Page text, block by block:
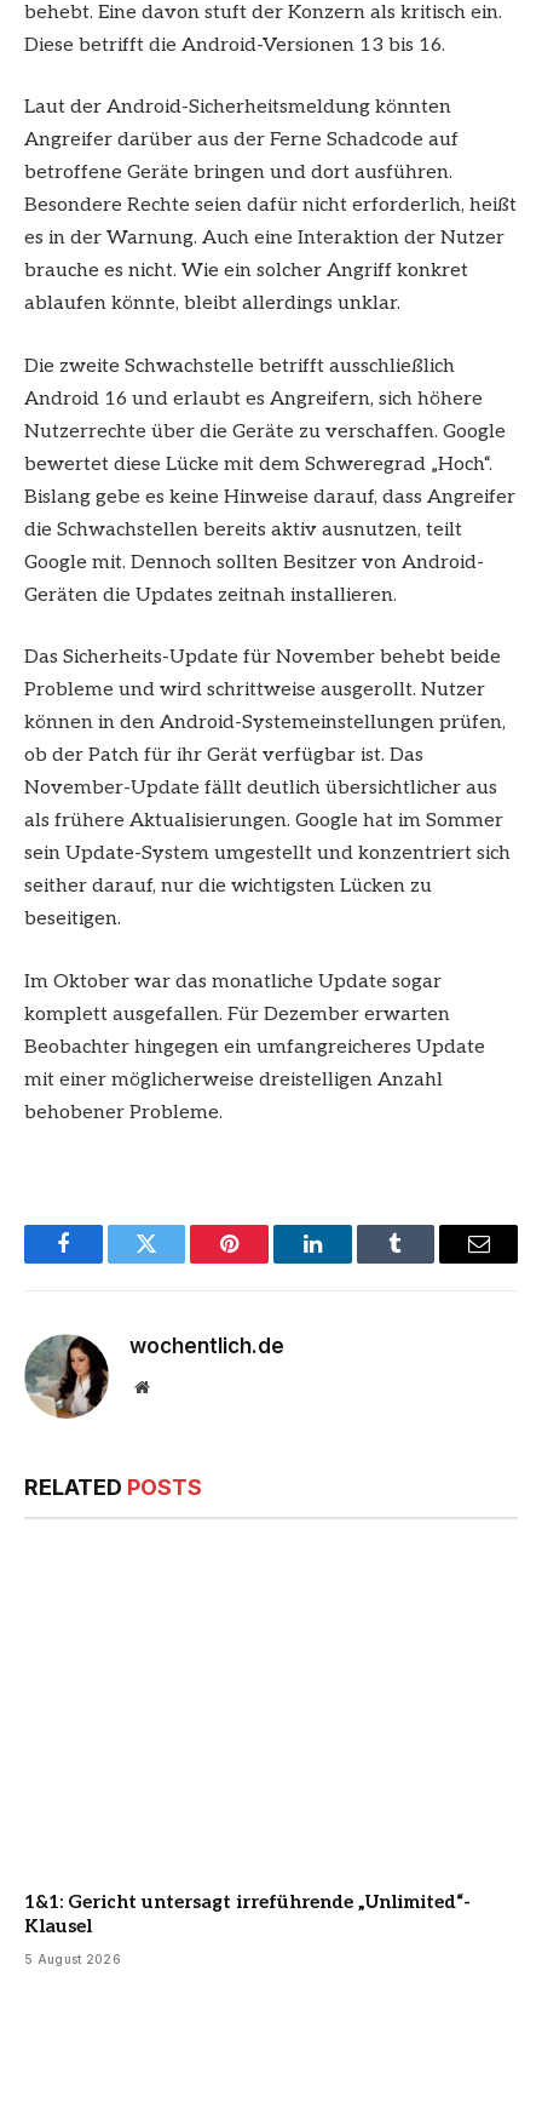
behebt. Eine davon stuft der Konzern als kritisch ein.
Diese betrifft die Android-Versionen 13 bis 16.
Laut der Android-Sicherheitsmeldung könnten
Angreifer darüber aus der Ferne Schadcode auf
betroffene Geräte bringen und dort ausführen.
Besondere Rechte seien dafür nicht erforderlich, heißt
es in der Warnung. Auch eine Interaktion der Nutzer
brauche es nicht. Wie ein solcher Angriff konkret
ablaufen könnte, bleibt allerdings unklar.
Die zweite Schwachstelle betrifft ausschließlich
Android 16 und erlaubt es Angreifern, sich höhere
Nutzerrechte über die Geräte zu verschaffen. Google
bewertet diese Lücke mit dem Schweregrad „Hoch“.
Bislang gebe es keine Hinweise darauf, dass Angreifer
die Schwachstellen bereits aktiv ausnutzen, teilt
Google mit. Dennoch sollten Besitzer von Android-
Geräten die Updates zeitnah installieren.
Das Sicherheits-Update für November behebt beide
Probleme und wird schrittweise ausgerollt. Nutzer
können in den Android-Systemeinstellungen prüfen,
ob der Patch für ihr Gerät verfügbar ist. Das
November-Update fällt deutlich übersichtlicher aus
als frühere Aktualisierungen. Google hat im Sommer
sein Update-System umgestellt und konzentriert sich
seither darauf, nur die wichtigsten Lücken zu
beseitigen.
Im Oktober war das monatliche Update sogar
komplett ausgefallen. Für Dezember erwarten
Beobachter hingegen ein umfangreicheres Update
mit einer möglicherweise dreistelligen Anzahl
behobener Probleme.
FacebookTwitter Pinterest LinkedInTumblr Email
wochentlich.de
Website
RELATED POSTS
1&1: Gericht untersagt irreführende „Unlimited“-
Klausel
5 August 2026